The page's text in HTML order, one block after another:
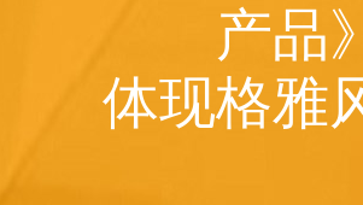
产品
体现格雅